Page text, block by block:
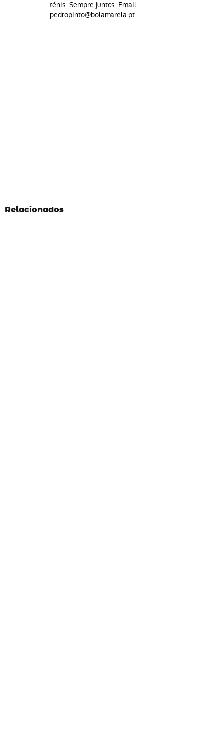
ténis. Sempre juntos. Email:
pedropinto@bolamarela.pt
Relacionados